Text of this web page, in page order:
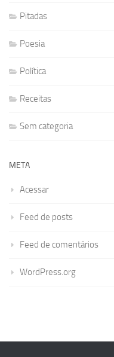
Pitadas
Poesia
Política
Receitas
Sem categoria
META
Acessar
Feed de posts
Feed de comentários
WordPress.org